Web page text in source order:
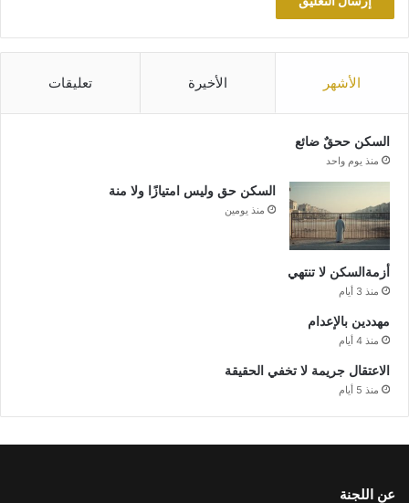
الأشهر الأخيرة تعليقات
السكن ححقٌ ضائع
منذ يوم واحد
السكن حق وليس امتيازًا ولا منة
منذ يومين
أزمةالسكن لا تنتهي
منذ 3 أيام
مهددين بالإعدام
منذ 4 أيام
الاعتقال جريمة لا تخفي الحقيقة
منذ 5 أيام
عن اللجنة